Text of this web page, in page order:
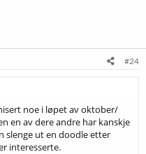
#24
noe i løpet av oktober/
en av dere andre har kanskje
slenge ut en doodle etter
interesserte.